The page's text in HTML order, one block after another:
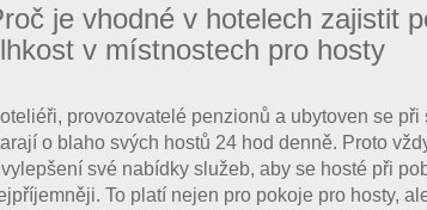
je vhodné v hotelech zajistit
v místnostech pro hosty
provozovatelé penzionů a ubytoven se při
o blaho svých hostů 24 hod denně. Proto
své nabídky služeb, aby se hosté při
To platí nejen pro pokoje pro hosty,